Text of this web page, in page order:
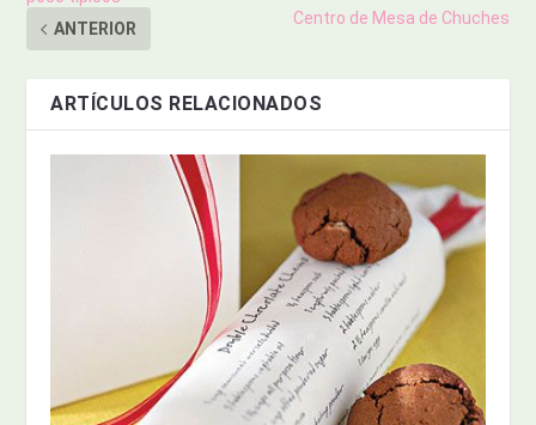
ANTERIOR
Centro de Mesa de Chuches
ARTÍCULOS RELACIONADOS